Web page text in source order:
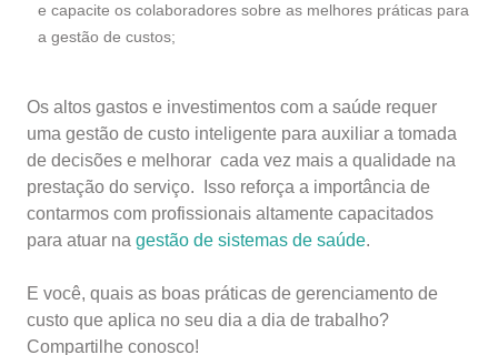
e capacite os colaboradores sobre as melhores práticas para
a gestão de custos;
Os altos gastos e investimentos com a saúde requer
uma gestão de custo inteligente para auxiliar a tomada
de decisões e melhorar cada vez mais a qualidade na
prestação do serviço. Isso reforça a importância de
contarmos com profissionais altamente capacitados
para atuar na gestão de sistemas de saúde.
E você, quais as boas práticas de gerenciamento de
custo que aplica no seu dia a dia de trabalho?
Compartilhe conosco!